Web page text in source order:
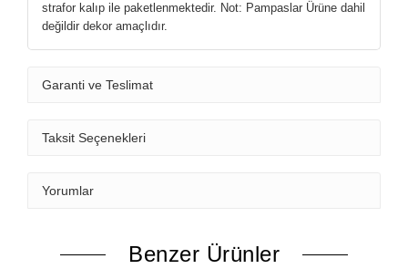
strafor kalıp ile paketlenmektedir. Not: Pampaslar Ürüne dahil
değildir dekor amaçlıdır.
Garanti ve Teslimat
Taksit Seçenekleri
Yorumlar
Benzer Ürünler